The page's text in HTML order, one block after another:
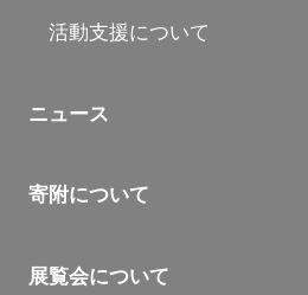
活動支援について
ニュース
寄附について
展覧会について